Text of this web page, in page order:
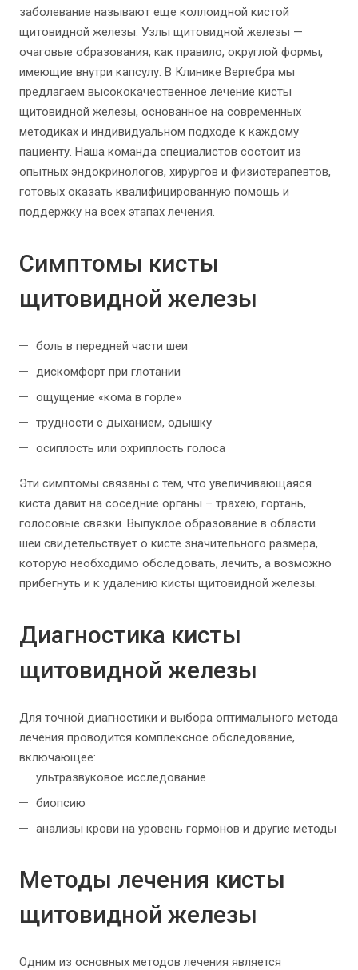
заболевание называют еще коллоидной кистой
щитовидной железы. Узлы щитовидной железы —
очаговые образования, как правило, округлой формы,
имеющие внутри капсулу. В Клинике Вертебра мы
предлагаем высококачественное лечение кисты
щитовидной железы, основанное на современных
методиках и индивидуальном подходе к каждому
пациенту. Наша команда специалистов состоит из
опытных эндокринологов, хирургов и физиотерапевтов,
готовых оказать квалифицированную помощь и
поддержку на всех этапах лечения.
Симптомы кисты
щитовидной железы
боль в передней части шеи
дискомфорт при глотании
ощущение «кома в горле»
трудности с дыханием, одышку
осиплость или охриплость голоса
Эти симптомы связаны с тем, что увеличивающаяся
киста давит на соседние органы – трахею, гортань,
голосовые связки. Выпуклое образование в области
шеи свидетельствует о кисте значительного размера,
которую необходимо обследовать, лечить, а возможно
прибегнуть и к удалению кисты щитовидной железы.
Диагностика кисты
щитовидной железы
Для точной диагностики и выбора оптимального метода
лечения проводится комплексное обследование,
включающее:
ультразвуковое исследование
биопсию
анализы крови на уровень гормонов и другие методы
Методы лечения кисты
щитовидной железы
Одним из основных методов лечения является